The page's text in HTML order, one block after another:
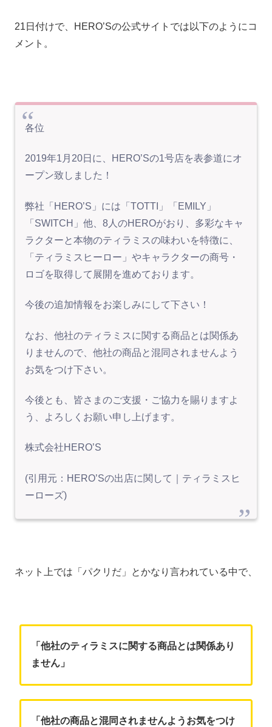
21日付けで、HERO’Sの公式サイトでは以下のようにコ
メント。
各位
2019年1月20日に、HERO’Sの1号店を表参道にオ
ープン致しました！
弊社「HERO’S」には「TOTTI」「EMILY」
「SWITCH」他、8人のHEROがおり、多彩なキャ
ラクターと本物のティラミスの味わいを特徴に、
「ティラミスヒーロー」やキャラクターの商号・
ロゴを取得して展開を進めております。
今後の追加情報をお楽しみにして下さい！
なお、他社のティラミスに関する商品とは関係あ
りませんので、他社の商品と混同されませんよう
お気をつけ下さい。
今後とも、皆さまのご支援・ご協力を賜りますよ
う、よろしくお願い申し上げます。
株式会社HERO’S
(引用元：HERO’Sの出店に関して｜ティラミスヒ
ーローズ)
ネット上では「パクリだ」とかなり言われている中で、
「他社のティラミスに関する商品とは関係あり
ません」
「他社の商品と混同されませんようお気をつけ